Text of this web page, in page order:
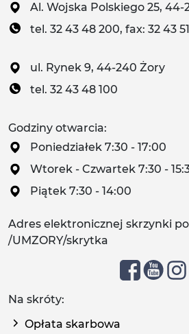
Al. Wojska Polskiego 25, 44-
tel. 32 43 48 200, fax: 32 43
ul. Rynek 9, 44-240 Żory
tel. 32 43 48 100
Godziny otwarcia:
Poniedziałek 7:30 - 17:00
Wtorek - Czwartek 7:30 -
Piątek 7:30 - 14:00
Adres elektronicznej skrzynki
/UMZORY/skrytka
Na skróty:
Opłata skarbowa